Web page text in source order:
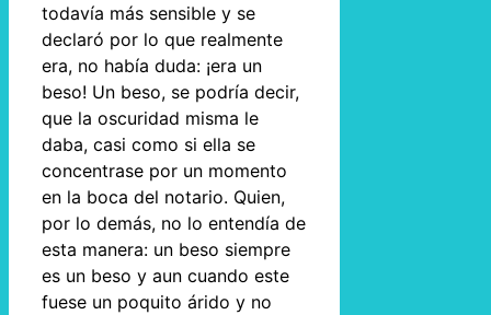
todavía más sensible y se
declaró por lo que realmente
era, no había duda: ¡era un
beso! Un beso, se podría decir,
que la oscuridad misma le
daba, casi como si ella se
concentrase por un momento
en la boca del notario. Quien,
por lo demás, no lo entendía de
esta manera: un beso siempre
es un beso y aun cuando este
fuese un poquito árido y no